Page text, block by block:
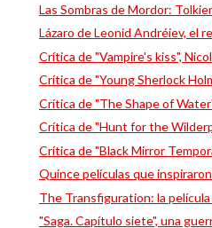
Las Sombras de Mordor:
Lázaro de Leonid Andréiev, el
Crítica de "Vampire's kiss",
Crítica de "Young Sherlock
Crítica de "The Shape of
Crítica de "Hunt for the
Crítica de "Black Mirror
Quince películas que
The Transfiguration: la
"Saga. Capítulo siete", una